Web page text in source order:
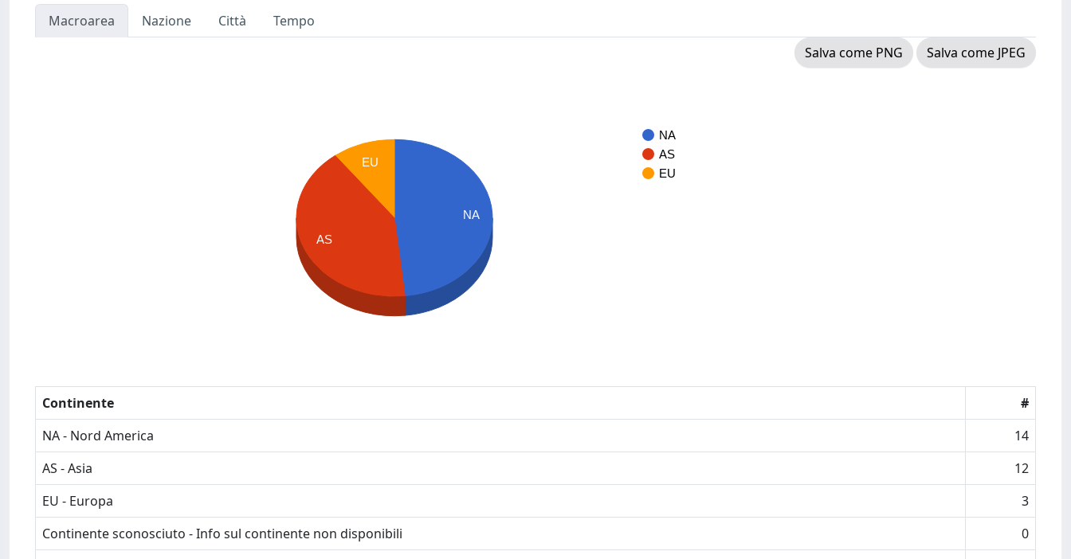
Macroarea Nazione Città
Tempo
Salva come PNG
Salva come JPEG
NA
AS
EU
NA
EU
AS
Continente
#
NA - Nord America
14
AS - Asia
12
EU - Europa
3
Continente sconosciuto - Info sul continente non disponibili
0